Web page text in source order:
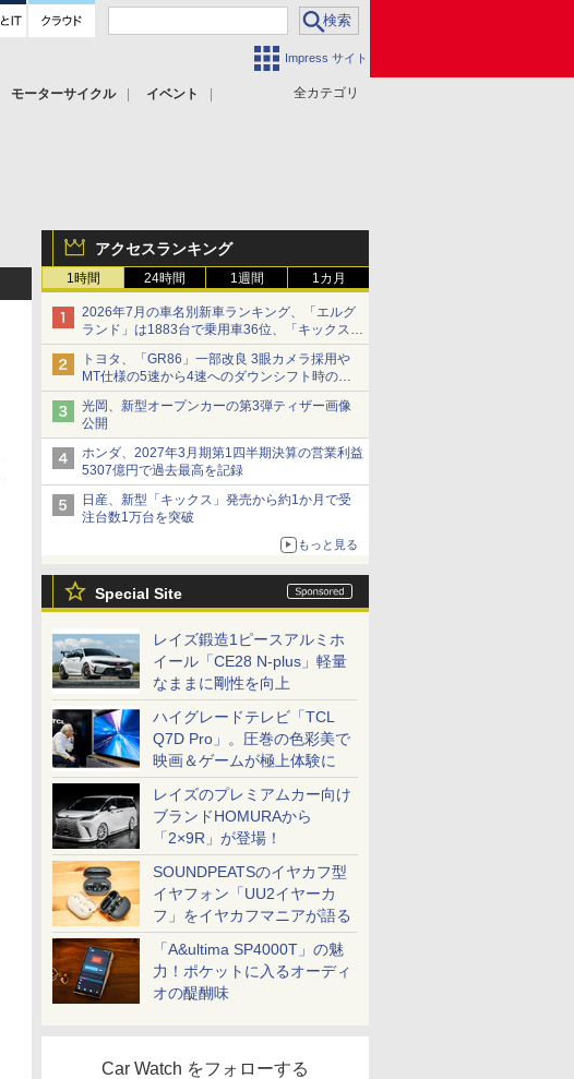
Impress サイト
全カテゴリ
モーターサイクル
イベント
アクセスランキング
1時間 24時間 1週間 1カ月
2026年7月の車名別新車ランキング、「エルグ
ランド」は1883台で乗用車36位、「キックス」
は2591台で27位に
トヨタ、「GR86」一部改良 3眼カメラ採用や
MT仕様の5速から4速へのダウンシフト時の操
作性向上など
光岡、新型オープンカーの第3弾ティザー画像
公開
ホンダ、2027年3月期第1四半期決算の営業利益
5307億円で過去最高を記録
日産、新型「キックス」発売から約1か月で受
注台数1万台を突破
もっと見る
Special Site
レイズ鍛造1ピースアルミホ
イール「CE28 N-plus」軽量
なままに剛性を向上
ハイグレードテレビ「TCL
Q7D Pro」。圧巻の色彩美で
映画＆ゲームが極上体験に
レイズのプレミアムカー向け
ブランドHOMURAから
「2×9R」が登場！
SOUNDPEATSのイヤカフ型
イヤフォン「UU2イヤーカ
フ」をイヤカフマニアが語る
「A&ultima SP4000T」の魅
力！ポケットに入るオーディ
オの醍醐味
Car Watch をフォローする